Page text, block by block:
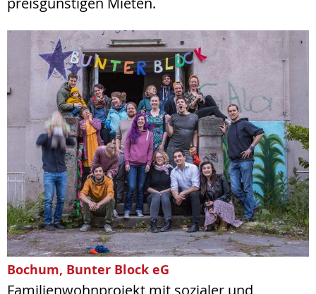
Bochum, Bunter Block eG
Familienwohnprojekt mit sozialer und